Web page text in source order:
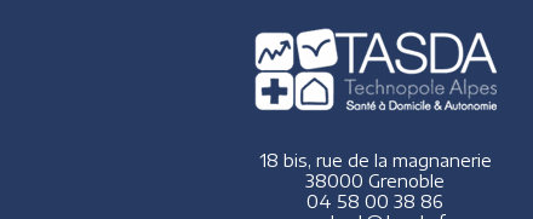
18 bis, rue de la magnanerie
38000 Grenoble
04 58 00 38 86